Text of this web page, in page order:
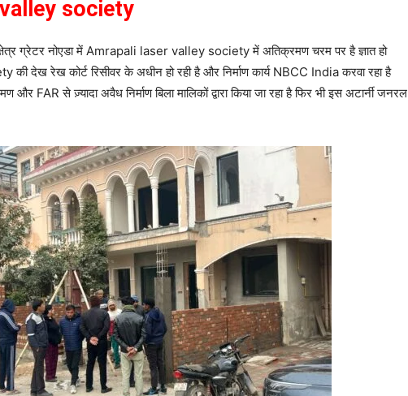
society
ग्रेटर नोएडा में Amrapali laser valley society में अतिक्रमण चरम पर है ज्ञात हो
देख रेख कोर्ट रिसीवर के अधीन हो रही है और निर्माण कार्य NBCC India करवा रहा है
FAR से ज़्यादा अवैध निर्माण बिला मालिकों द्वारा किया जा रहा है फिर भी इस अटार्नी जनरल